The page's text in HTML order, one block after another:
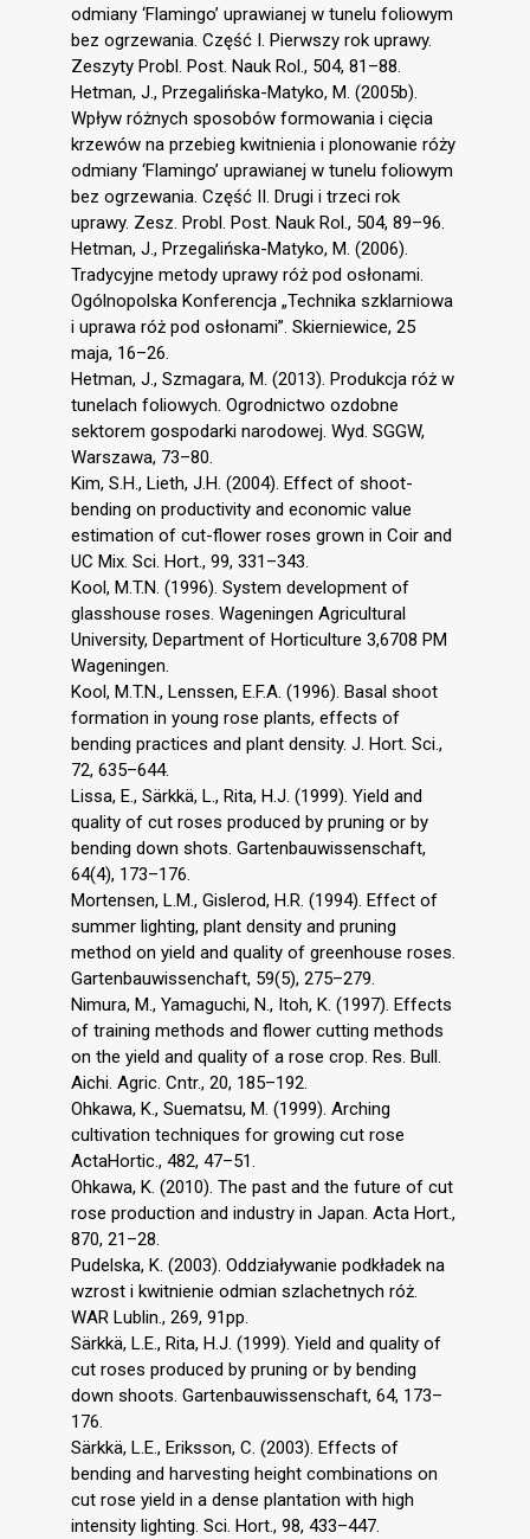
odmiany ‘Flamingo’ uprawianej w tunelu foliowym
bez ogrzewania. Część I. Pierwszy rok uprawy.
Zeszyty Probl. Post. Nauk Rol., 504, 81–88.
Hetman, J., Przegalińska-Matyko, M. (2005b).
Wpływ różnych sposobów formowania i cięcia
krzewów na przebieg kwitnienia i plonowanie róży
odmiany ‘Flamingo’ uprawianej w tunelu foliowym
bez ogrzewania. Część II. Drugi i trzeci rok
uprawy. Zesz. Probl. Post. Nauk Rol., 504, 89–96.
Hetman, J., Przegalińska-Matyko, M. (2006).
Tradycyjne metody uprawy róż pod osłonami.
Ogólnopolska Konferencja „Technika szklarniowa
i uprawa róż pod osłonami”. Skierniewice, 25
maja, 16–26.
Hetman, J., Szmagara, M. (2013). Produkcja róż w
tunelach foliowych. Ogrodnictwo ozdobne
sektorem gospodarki narodowej. Wyd. SGGW,
Warszawa, 73–80.
Kim, S.H., Lieth, J.H. (2004). Effect of shoot-
bending on productivity and economic value
estimation of cut-flower roses grown in Coir and
UC Mix. Sci. Hort., 99, 331–343.
Kool, M.T.N. (1996). System development of
glasshouse roses. Wageningen Agricultural
University, Department of Horticulture 3,6708 PM
Wageningen.
Kool, M.T.N., Lenssen, E.F.A. (1996). Basal shoot
formation in young rose plants, effects of
bending practices and plant density. J. Hort. Sci.,
72, 635–644.
Lissa, E., Särkkä, L., Rita, H.J. (1999). Yield and
quality of cut roses produced by pruning or by
bending down shots. Gartenbauwissenschaft,
64(4), 173–176.
Mortensen, L.M., Gislerod, H.R. (1994). Effect of
summer lighting, plant density and pruning
method on yield and quality of greenhouse roses.
Gartenbauwissenchaft, 59(5), 275–279.
Nimura, M., Yamaguchi, N., Itoh, K. (1997). Effects
of training methods and flower cutting methods
on the yield and quality of a rose crop. Res. Bull.
Aichi. Agric. Cntr., 20, 185–192.
Ohkawa, K., Suematsu, M. (1999). Arching
cultivation techniques for growing cut rose
ActaHortic., 482, 47–51.
Ohkawa, K. (2010). The past and the future of cut
rose production and industry in Japan. Acta Hort.,
870, 21–28.
Pudelska, K. (2003). Oddziaływanie podkładek na
wzrost i kwitnienie odmian szlachetnych róż.
WAR Lublin., 269, 91pp.
Särkkä, L.E., Rita, H.J. (1999). Yield and quality of
cut roses produced by pruning or by bending
down shoots. Gartenbauwissenschaft, 64, 173–
176.
Särkkä, L.E., Eriksson, C. (2003). Effects of
bending and harvesting height combinations on
cut rose yield in a dense plantation with high
intensity lighting. Sci. Hort., 98, 433–447.